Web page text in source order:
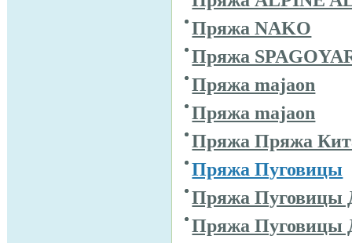
Пряжа NAKO
Пряжа
Пряжа majaon
Пряжа majaon
Пряжа Пряжа
Пряжа Пуговицы
Пряжа Пуговицы
Пряжа Пуговицы